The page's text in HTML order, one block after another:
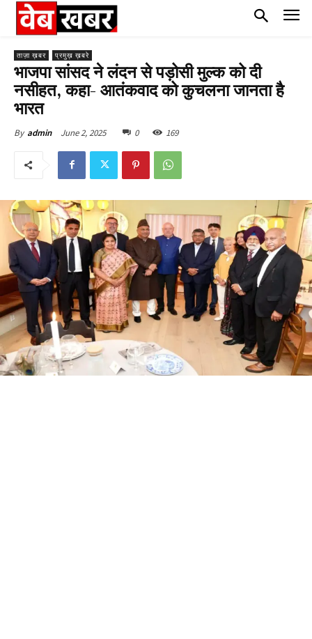
ताज़ा ख़बर प्रमुख़ ख़बरे
भाजपा सांसद ने लंदन से पड़ोसी मुल्क को दी
नसीहत, कहा- आतंकवाद को कुचलना जानता है
भारत
By admin June 2, 2025 0 169